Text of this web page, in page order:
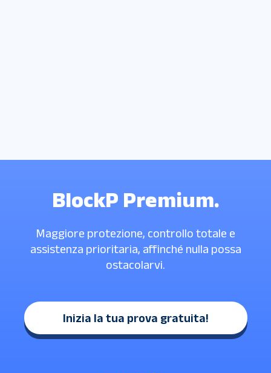
BlockP Premium.
Maggiore protezione, controllo totale e
assistenza prioritaria, affinché nulla possa
ostacolarvi.
Inizia la tua prova gratuita!